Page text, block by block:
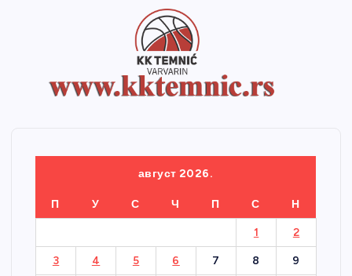
август 2026.
П У С Ч П С Н
1 2
3 4 5 6 7 8 9